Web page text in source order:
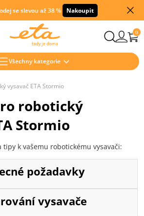
se slevou až 38 % Nakoupit
0
Všechny kategorie
vysavač ETA Stormio
robotický
Stormio
tipy k vašemu robotickému vysavači:
požadavky
vysavače